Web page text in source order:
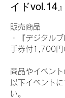
イドvol.14
販売商品
・『デジタル
手券付1,700円
商品やイベン
以下イベント
い。